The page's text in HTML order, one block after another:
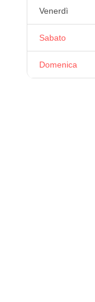
Venerdì
Sabato
Domenica